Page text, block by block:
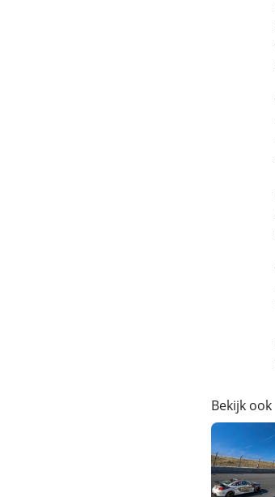
Bekijk ook